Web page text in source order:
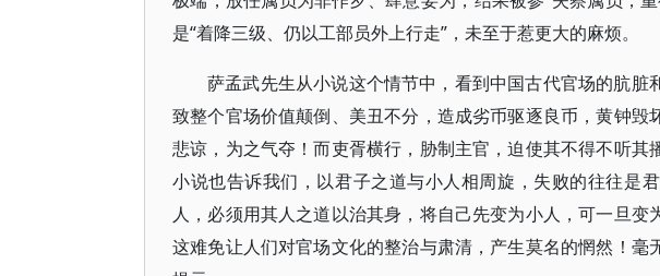
是“着降三级、仍以工部员外上行走”，未至于惹更大的麻烦。
萨孟武先生从小说这个情节中，看到中国古代官场的肮脏
致整个官场价值颠倒、美丑不分，造成劣币驱逐良币，黄钟毁
悲谅，为之气夺！而吏胥横行，胁制主官，迫使其不得不听其
小说也告诉我们，以君子之道与小人相周旋，失败的往往是
人，必须用其人之道以治其身，将自己先变为小人，可一旦变
这难免让人们对官场文化的整治与肃清，产生莫名的惘然！